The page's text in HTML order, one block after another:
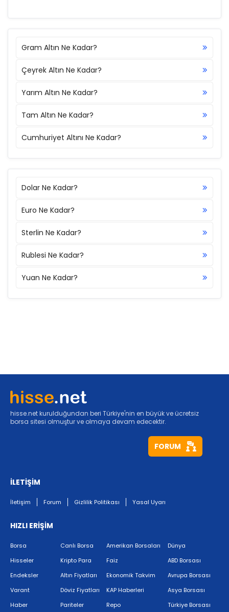
Gram Altın Ne Kadar?
Çeyrek Altın Ne Kadar?
Yarım Altın Ne Kadar?
Tam Altın Ne Kadar?
Cumhuriyet Altını Ne Kadar?
Dolar Ne Kadar?
Euro Ne Kadar?
Sterlin Ne Kadar?
Rublesi Ne Kadar?
Yuan Ne Kadar?
hisse.net kurulduğundan beri Türkiye'nin en büyük ve ücretsiz
borsa sitesi olmuştur ve olmaya devam edecektir.
FORUM
İLETİŞİM
İletişim Forum Gizlilik Politikası Yasal Uyarı
HIZLI ERİŞİM
Borsa
Hisseler
Endeksler
Varant
Haber
Canlı Borsa
Kripto Para
Altın Fiyatları
Döviz Fiyatları
Pariteler
Amerikan Borsaları
Faiz
Ekonomik Takvim
KAP Haberleri
Repo
Dünya
ABD Borsası
Avrupa Borsası
Asya Borsası
Türkiye Borsası